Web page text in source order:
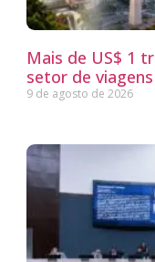
Mais de US$ 1
setor de
9 de agosto de 2026